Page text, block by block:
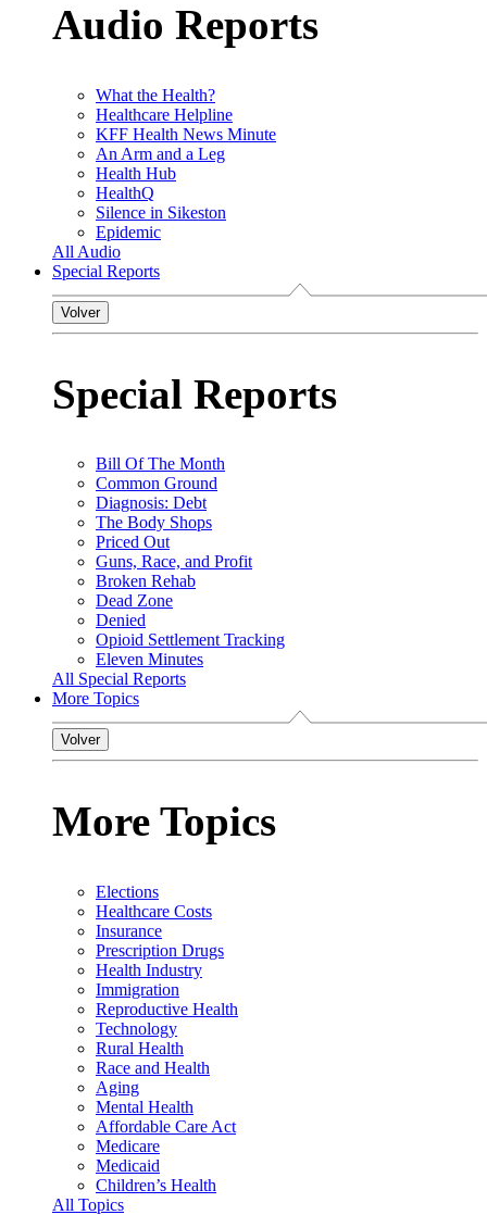
Audio Reports
What the Health?
Healthcare Helpline
KFF Health News Minute
An Arm and a Leg
Health Hub
HealthQ
Silence in Sikeston
Epidemic
All Audio
Special Reports
Volver
Special Reports
Bill Of The Month
Common Ground
Diagnosis: Debt
The Body Shops
Priced Out
Guns, Race, and Profit
Broken Rehab
Dead Zone
Denied
Opioid Settlement Tracking
Eleven Minutes
All Special Reports
More Topics
Volver
More Topics
Elections
Healthcare Costs
Insurance
Prescription Drugs
Health Industry
Immigration
Reproductive Health
Technology
Rural Health
Race and Health
Aging
Mental Health
Affordable Care Act
Medicare
Medicaid
Children’s Health
All Topics